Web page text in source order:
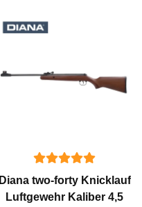
Diana two-forty Knicklauf
Luftgewehr Kaliber 4,5